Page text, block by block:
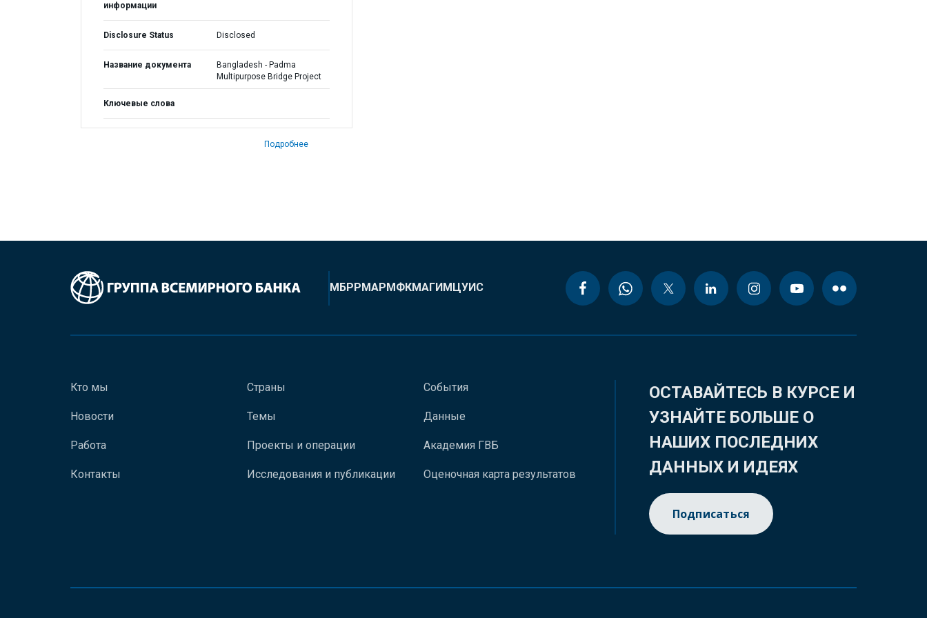
информации
Disclosure Status Disclosed
Название документа
Bangladesh - Padma
Multipurpose Bridge Project
Ключевые слова
Подробнее
МБРРМАРМФКМАГИМЦУИС
Кто мы
Новости
Работа
Контакты
Страны
Темы
Проекты и операции
Исследования и публикации
События
Данные
Академия ГВБ
Оценочная карта результатов
ОСТАВАЙТЕСЬ В КУРСЕ И
УЗНАЙТЕ БОЛЬШЕ О
НАШИХ ПОСЛЕДНИХ
ДАННЫХ И ИДЕЯХ
Подписаться